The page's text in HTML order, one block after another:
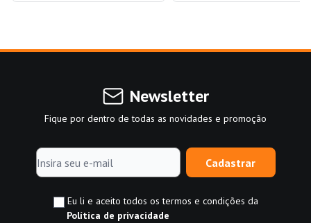
Newsletter
Fique por dentro de todas as novidades e promoção
Cadastrar
Eu li e aceito todos os termos e condições da
Política de privacidade